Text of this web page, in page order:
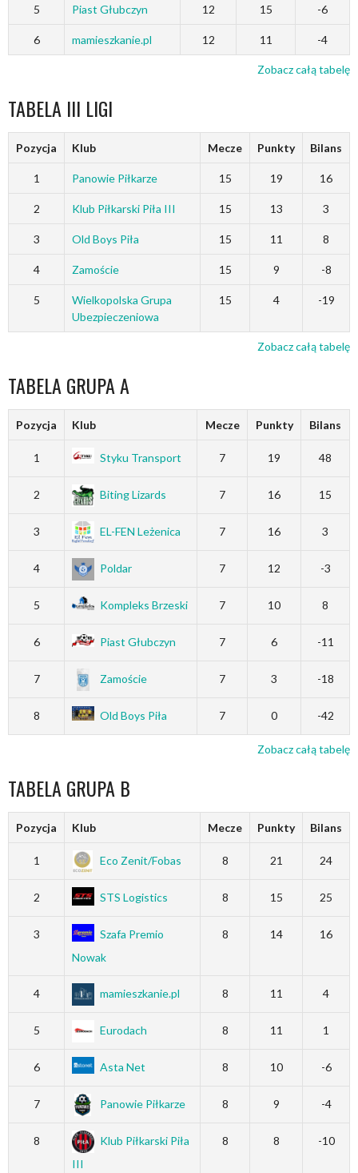
5 Piast Głubczyn 12 15 -6
6 mamieszkanie.pl 12 11 -4
Zobacz całą tabelę
TABELA III LIGI
Pozycja Klub Mecze Punkty Bilans
1 Panowie Piłkarze 15 19 16
2 Klub Piłkarski Piła III 15 13 3
3 Old Boys Piła 15 11 8
4 Zamoście 15 9 -8
5
Wielkopolska Grupa
Ubezpieczeniowa
15 4 -19
Zobacz całą tabelę
TABELA GRUPA A
Pozycja Klub Mecze Punkty Bilans
1 Styku Transport 7 19 48
2 Biting Lizards 7 16 15
3 EL-FEN Leżenica 7 16 3
4 Poldar 7 12 -3
5 Kompleks Brzeski 7 10 8
6 Piast Głubczyn 7 6 -11
7 Zamoście 7 3 -18
8 Old Boys Piła 7 0 -42
Zobacz całą tabelę
TABELA GRUPA B
Pozycja Klub Mecze Punkty Bilans
1 Eco Zenit/Fobas 8 21 24
2 STS Logistics 8 15 25
3
Szafa Premio
Nowak
8 14 16
4 mamieszkanie.pl 8 11 4
5 Eurodach 8 11 1
6 Asta Net 8 10 -6
7 Panowie Piłkarze 8 9 -4
8
Klub Piłkarski Piła
III
8 8 -10